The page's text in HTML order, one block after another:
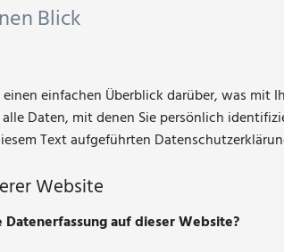
Blick
einfachen Überblick darüber, was mit
Daten, mit denen Sie persönlich
Text aufgeführten
Website
auf dieser Website?